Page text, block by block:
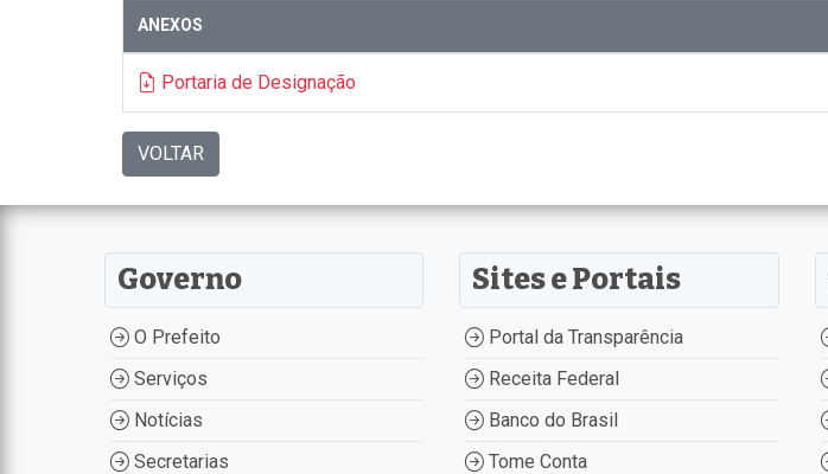
ANEXOS
Portaria de Designação
VOLTAR
Governo
O Prefeito
Serviços
Notícias
Secretarias
Sites e Portais
Portal da Transparência
Receita Federal
Banco do Brasil
Tome Conta